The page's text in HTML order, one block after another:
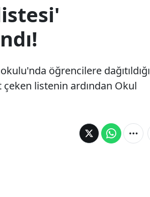
öğrencilere dağıtıldığı
listenin ardından Okul